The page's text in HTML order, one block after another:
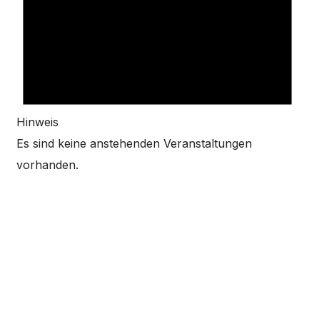
Hinweis
Es sind keine anstehenden Veranstaltungen
vorhanden.